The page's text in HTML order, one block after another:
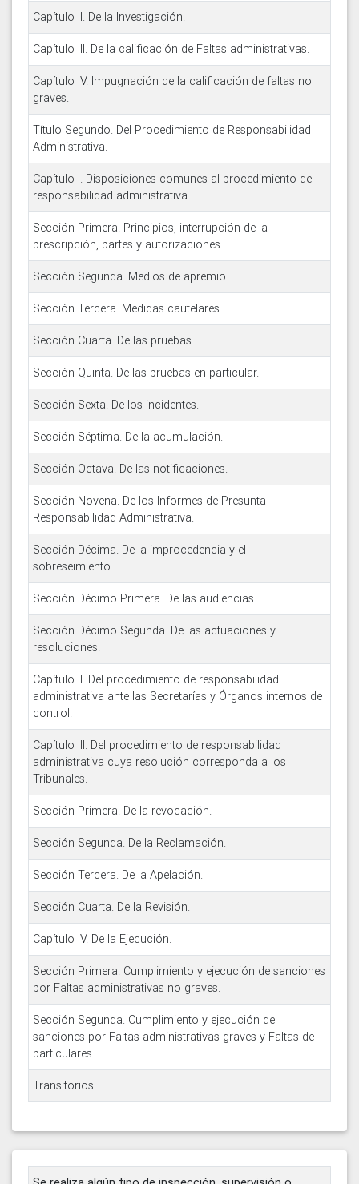
Capítulo II. De la Investigación.
Capítulo III. De la calificación de Faltas administrativas.
Capítulo IV. Impugnación de la calificación de faltas no
graves.
Título Segundo. Del Procedimiento de Responsabilidad
Administrativa.
Capítulo I. Disposiciones comunes al procedimiento de
responsabilidad administrativa.
Sección Primera. Principios, interrupción de la
prescripción, partes y autorizaciones.
Sección Segunda. Medios de apremio.
Sección Tercera. Medidas cautelares.
Sección Cuarta. De las pruebas.
Sección Quinta. De las pruebas en particular.
Sección Sexta. De los incidentes.
Sección Séptima. De la acumulación.
Sección Octava. De las notificaciones.
Sección Novena. De los Informes de Presunta
Responsabilidad Administrativa.
Sección Décima. De la improcedencia y el
sobreseimiento.
Sección Décimo Primera. De las audiencias.
Sección Décimo Segunda. De las actuaciones y
resoluciones.
Capítulo II. Del procedimiento de responsabilidad
administrativa ante las Secretarías y Órganos internos de
control.
Capítulo III. Del procedimiento de responsabilidad
administrativa cuya resolución corresponda a los
Tribunales.
Sección Primera. De la revocación.
Sección Segunda. De la Reclamación.
Sección Tercera. De la Apelación.
Sección Cuarta. De la Revisión.
Capítulo IV. De la Ejecución.
Sección Primera. Cumplimiento y ejecución de sanciones
por Faltas administrativas no graves.
Sección Segunda. Cumplimiento y ejecución de
sanciones por Faltas administrativas graves y Faltas de
particulares.
Transitorios.